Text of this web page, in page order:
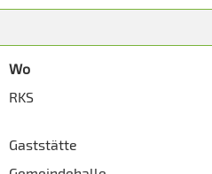
Wo
RKS
Gaststätte